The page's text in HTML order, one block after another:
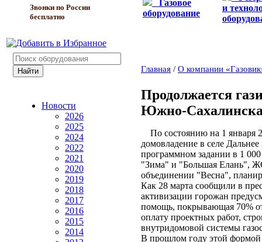
Звонки по России
бесплатно
Газовое
оборудование
и
Новости
2026
2025
2024
2022
2021
2020
2019
2018
2017
2016
2015
2014
Главная / О компании
Продолжается
Южно-
По состоянию на 1 января
домовладение в селе
программном задании в 1
"Зима" и "Большая Елань",
объединении "Весна",
Как 28 марта сообщили в
активизации горожан
помощь, покрывающая 70%
оплату проектных работ,
внутридомовой системы
В прошлом году этой формой